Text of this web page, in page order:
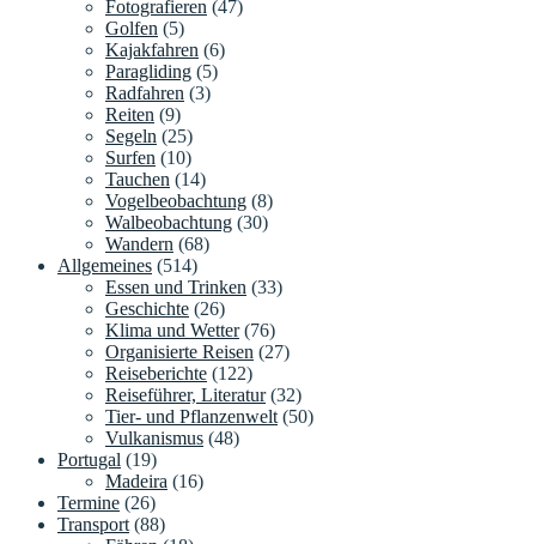
Fotografieren (47)
Golfen (5)
Kajakfahren (6)
Paragliding (5)
Radfahren (3)
Reiten (9)
Segeln (25)
Surfen (10)
Tauchen (14)
Vogelbeobachtung (8)
Walbeobachtung (30)
Wandern (68)
Allgemeines (514)
Essen und Trinken (33)
Geschichte (26)
Klima und Wetter(76)
Organisierte Reisen (27)
Reiseberichte (122)
Reiseführer, Literatur(32)
Tier- und Pflanzenwelt(50)
Vulkanismus (48)
Portugal (19)
Madeira (16)
Termine (26)
Transport(88)